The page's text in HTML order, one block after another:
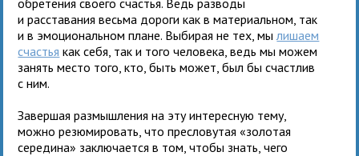
и расставания весьма дороги как в материальном, так
и в эмоциональном плане. Выбирая не тех, мылишаем
счастья как себя, так и того человека, ведь мы можем
занять место того, кто, быть может, был бы счастлив
с ним.
Завершая размышления на эту интересную тему,
можно резюмировать, что пресловутая «золотая
середина» заключается в том, чтобы знать, чего